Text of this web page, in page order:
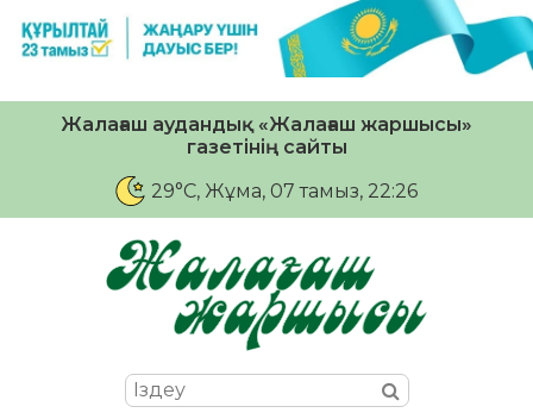
Жалағаш аудандық «Жалағаш жаршысы»
газетінің сайты
29°C, Жұма, 07 тамыз, 22:26